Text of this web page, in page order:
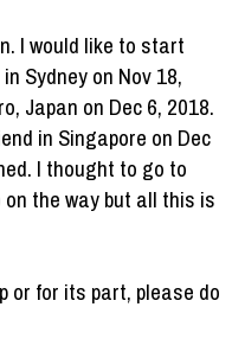
I would like to start
Sydney on Nov 18,
Japan on Dec 6, 2018.
in Singapore on Dec
I thought to go to
the way but all this is
or for its part, please do